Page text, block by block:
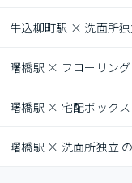
牛込柳町駅 × 洗面所独
曙橋駅 × フローリング
曙橋駅 × 宅配ボックス
曙橋駅 × 洗面所独立